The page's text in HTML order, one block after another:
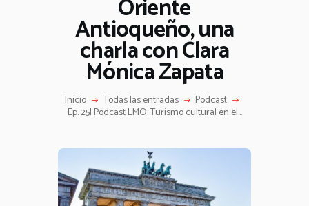
Oriente
Antioqueño, una
charla con Clara
Mónica Zapata
Inicio Todas las entradas Podcast
Ep. 25| Podcast LMO. Turismo cultural en el...
IDEAS
PODCAST